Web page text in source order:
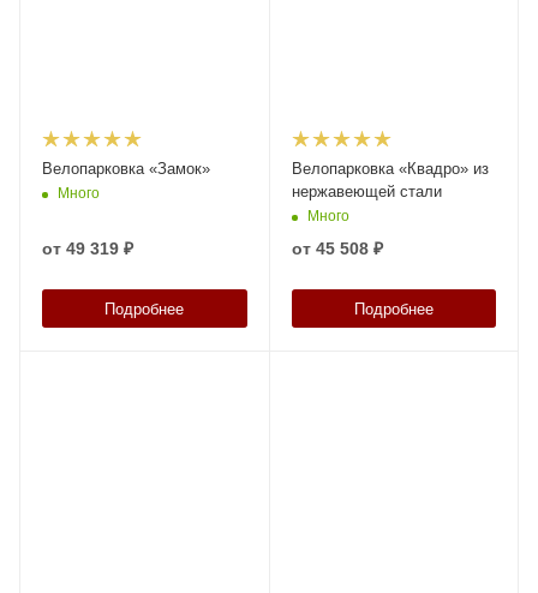
Велопарковка «Замок»
Много
от 49 319 ₽
Подробнее
Велопарковка «Квадро» из
нержавеющей стали
Много
от 45 508 ₽
Подробнее